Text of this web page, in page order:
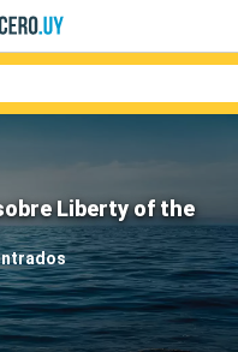
Liberty of the
Compañías